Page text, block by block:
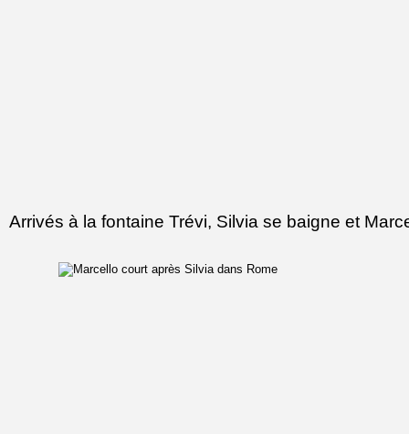
Arrivés à la fontaine Trévi, Silvia se baigne et